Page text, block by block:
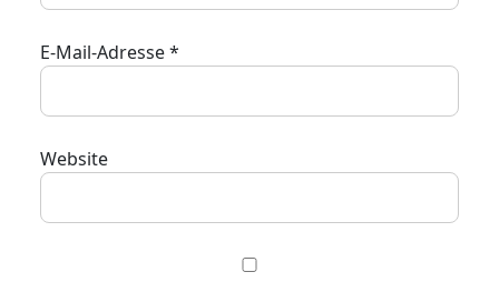
E-Mail-Adresse*
Website